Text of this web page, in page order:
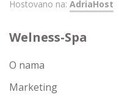
Hostovano na: AdriaHost
Welness-Spa
O nama
Marketing